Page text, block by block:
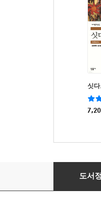
싯
애도라는 섬
도서